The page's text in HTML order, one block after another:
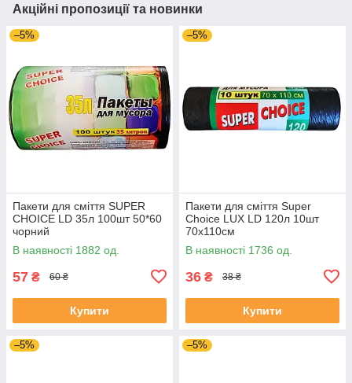
Акційні пропозиції та новинки
–5%
Пакети для сміття SUPER
CHOICE LD 35л 100шт 50*60
чорний
В наявності 1882 од.
57 ₴ 60 ₴
Купити
–5%
Пакети для сміття Super
Choice LUX LD 120л 10шт
70х110см
В наявності 1736 од.
36 ₴ 38 ₴
Купити
–5% –5%